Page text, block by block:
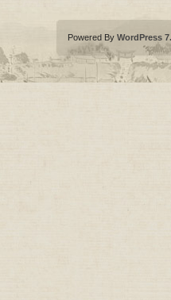
Powered By WordPress